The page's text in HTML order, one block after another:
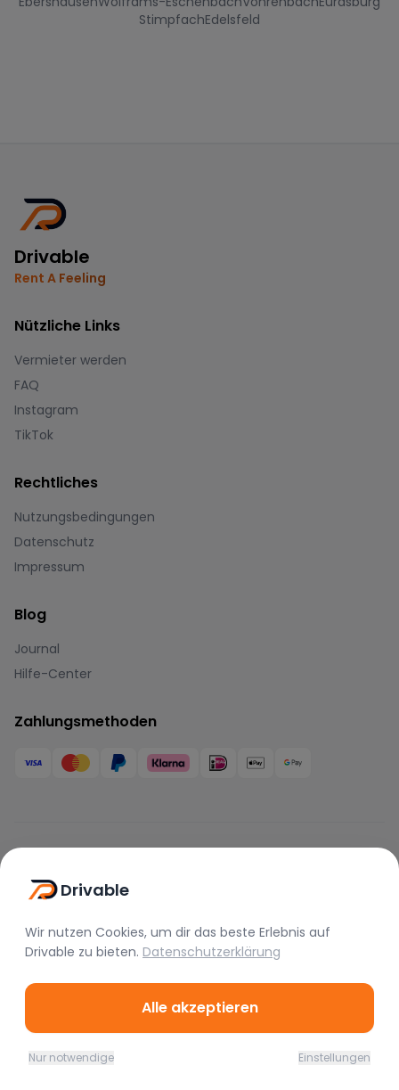
StimpfachEdelsfeld
Drivable
Rent A Feeling
Nützliche Links
Vermieter werden
FAQ
Instagram
TikTok
Rechtliches
Nutzungsbedingungen
Datenschutz
Impressum
Blog
Journal
Hilfe-Center
Zahlungsmethoden
BMW
Porsche
Lamborghini
Ferrari
McLaren
Tesla
Range Rover
Bentley
Rolls Royce
Lotus
Corvette
Drivable
Wir nutzen Cookies, um dir das beste Erlebnis auf
Drivable zu bieten. Datenschutzerklärung
Alle akzeptieren
Nur notwendige Einstellungen